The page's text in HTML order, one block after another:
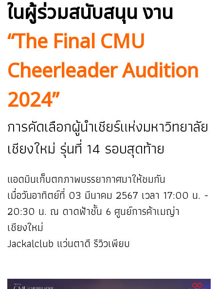
ในผู้ร่วมสนับสนุน งาน
“The Final CMU
Cheerleader Audition
2024”
การคัดเลือกผู้นำเชียร์แห่งมหาวิทยาลัย
เชียงใหม่ รุ่นที่ 14 รอบสุดท้าย
แอดมินเก็บตกภาพบรรยากาศมาให้ชมกัน
เมื่อวันอาทิตย์ที่ 03 มีนาคม 2567 เวลา 17:00 น. -
20:30 น. ณ ดาดฟ้าชั้น 6 ศูนย์การค้าเมญ่า
เชียงใหม่
Jackalclub แว่นตาดี รีวิวเพียบ